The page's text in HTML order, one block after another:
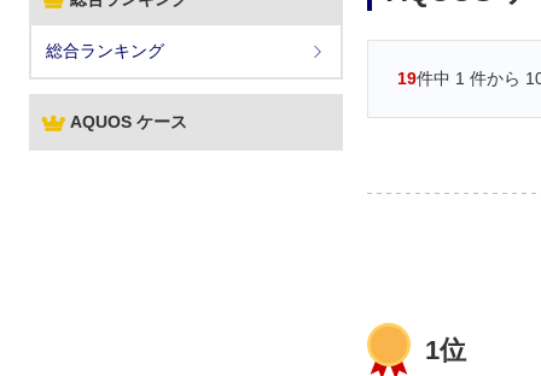
総合ランキング
AQUOS ケース
19件中 1 件から
1位